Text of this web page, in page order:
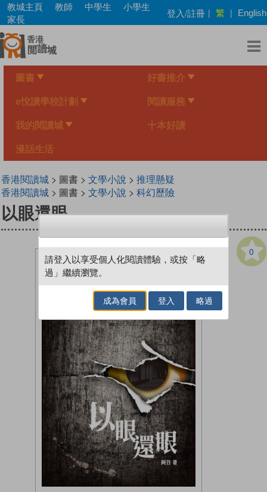
Skip
main
content
教城主頁 教師 中學生
小學生
家長
登入/註冊 | 繁 | English
圖書 好書推介
e悅讀學校計劃 閱讀服務
我的閱讀城 十本好讀
漫話生活
香港閱讀城> 圖書 > 文學小說 > 推理懸疑
香港閱讀城> 圖書 > 文學小說 > 科幻歷險
以眼還眼
0
請登入以享受個人化閱讀體驗，或按「略
過」繼續瀏覽。
成為會員 登入 略過